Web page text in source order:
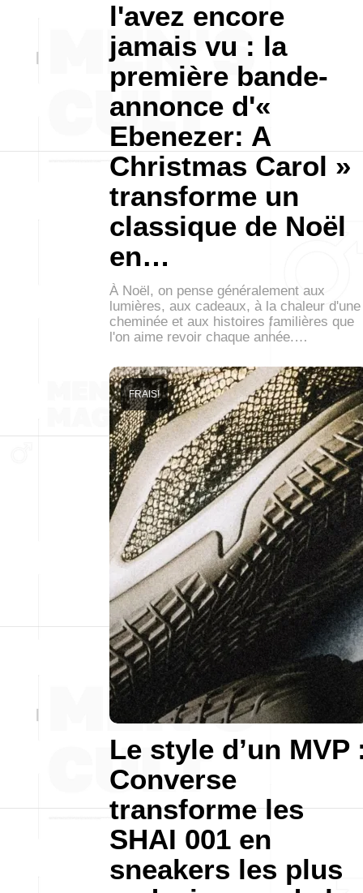
l'avez encore
jamais vu : la
première bande-
annonce d'«
Ebenezer: A
Christmas Carol »
transforme un
classique de Noël
en…
À Noël, on pense généralement aux
lumières, aux cadeaux, à la chaleur d'une
cheminée et aux histoires familières que
l'on aime revoir chaque année.…
Le style d’un MVP
Converse
transforme les
SHAI 001 en
sneakers les plus
FRAIS!